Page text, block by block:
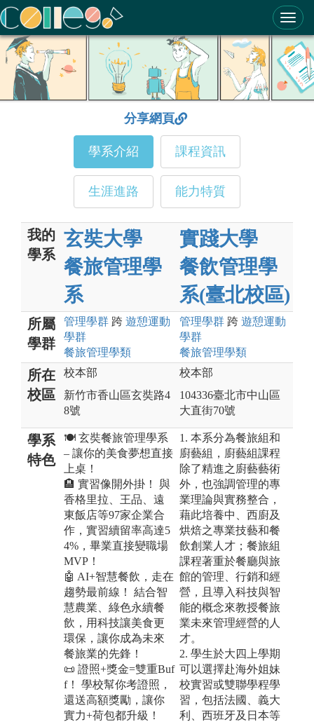
ColleGo! 大學選才與高中育才輔助系統
分享網頁
學系介紹 課程資訊
生涯進路 能力特質
我的
學系
玄奘大學
餐旅管理學
系
實踐大學
餐飲管理學
系(臺北校區)
所屬
學群
管理學群 跨 遊憩運動
學群
餐旅管理學類
管理學群 跨 遊憩運動
學群
餐旅管理學類
所在
校區
校本部
新竹市香山區玄奘路4
8號
校本部
104336臺北市中山區
大直街70號
學系
特色
🍽️ 玄奘餐旅管理學系
– 讓你的美食夢想直接
上桌！
🏨 實習像開外掛！ 與
香格里拉、王品、遠
東飯店等97家企業合
作，實習續留率高達5
4%，畢業直接變職場
MVP！
🤖 AI+智慧餐飲，走在
趨勢最前線！ 結合智
慧農業、綠色永續餐
飲，用科技讓美食更
環保，讓你成為未來
餐旅業的先鋒！
📜 證照+獎金=雙重Buf
f！ 學校幫你考證照，
還送高額獎勵，讓你
實力+荷包都升級！
1. 本系分為餐旅組和
廚藝組，廚藝組課程
除了精進之廚藝藝術
外，也強調管理的專
業理論與實務整合，
藉此培養中、西廚及
烘焙之專業技藝和餐
飲創業人才；餐旅組
課程著重於餐廳與旅
館的管理、行銷和經
營，且導入科技與智
能的概念來教授餐旅
業未來管理經營的人
才。
2. 學生於大四上學期
可以選擇赴海外姐妹
校實習或雙聯學程學
習，包括法國、義大
利、西班牙及日本等